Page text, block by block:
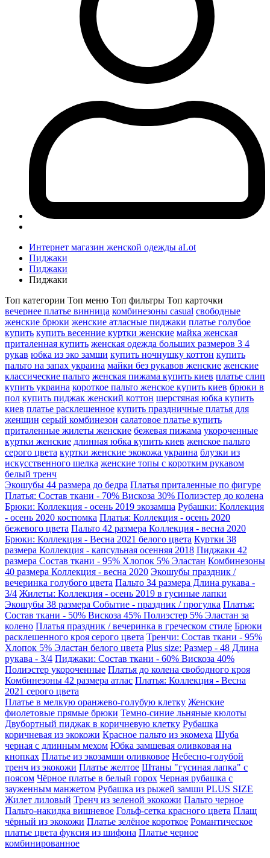
Интернет магазин женской одежды aLot
Пиджаки
Пиджаки
Пиджаки
Топ категории Топ меню Топ фильтры Топ карточки
вечернее платье винница комбинезоны casual свободные
женские брюки женские атласные пиджаки платье голубое
купить купить весенние куртки женские майка женская
приталенная купить женская одежда больших размеров 3 4
рукав юбка из эко замши купить ночнушку коттон купить
пальто на запах украина майки без рукавов женские женские
классические пальто женская пижама купить киев платье слип
купить украина короткое пальто женское купить киев брюки в
пол купить пиджак женский коттон шерстяная юбка купить
киев платье расклешенное купить праздничные платья для
женщин серый комбинезон салатовое платье купить
приталенные жилеты женские бежевая пижама укороченные
куртки женские длинная юбка купить киев женское пальто
серого цвета куртки женские экокожа украина блузки из
искусственного шелка женские топы с коротким рукавом
белый тренч
Экошубы 44 размера до бедра Платья приталенные по фигуре
Платья: Состав ткани - 70% Вискоза 30% Полиэстер до колена
Брюки: Коллекция - осень 2019 экозамша Рубашки: Коллекция
- осень 2020 костюмка Платья: Коллекция - осень 2020
бежевого цвета Пальто 42 размера Коллекция - весна 2020
Брюки: Коллекция - Весна 2021 белого цвета Куртки 38
размера Коллекция - капсульная осенняя 2018 Пиджаки 42
размера Состав ткани - 95% Хлопок 5% Эластан Комбинезоны
40 размера Коллекция - весна 2020 Экошубы праздник /
вечеринка голубого цвета Пальто 34 размера Длина рукава -
3/4 Жилеты: Коллекция - осень 2019 в гусиные лапки
Экошубы 38 размера Событие - праздник / прогулка Платья:
Состав ткани - 50% Вискоза 45% Полиэстер 5% Эластан за
колено Платья праздник / вечеринка в греческом стиле Брюки
расклешенного кроя серого цвета Тренчи: Состав ткани - 95%
Хлопок 5% Эластан белого цвета Plus size: Размер - 48 Длина
рукава - 3/4 Пиджаки: Состав ткани - 60% Вискоза 40%
Полиэстер укороченные Платья до колена свободного кроя
Комбинезоны 42 размера атлас Платья: Коллекция - Весна
2021 серого цвета
Платье в мелкую оранжево-голубую клетку Женские
фиолетовые прямые брюки Темно-синие льняные кюлоты
Двубортный пиджак в коричневую клетку Рубашка
коричневая из экокожи Красное пальто из экомеха Шуба
черная с длинным мехом Юбка замшевая оливковая на
кнопках Платье из экозамши оливковое Небесно-голубой
тренч из экокожи Платье желтое Штаны "гусиная лапка" с
поясом Чёрное платье в белый горох Черная рубашка с
зауженным манжетом Рубашка из рыжей замши PLUS SIZE
Жилет лиловый Тренч из зеленой экокожи Пальто черное
Пальто-накидка вишневое Гольф-сетка красного цвета Плащ
чёрный из экокожи Платье зелёное короткое Романтическое
платье цвета фуксия из шифона Платье черное
комбинированное